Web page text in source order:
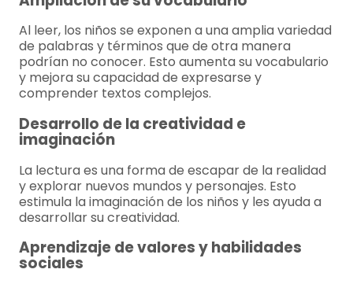
Al leer, los niños se exponen a una amplia variedad
de palabras y términos que de otra manera
podrían no conocer. Esto aumenta su vocabulario
y mejora su capacidad de expresarse y
comprender textos complejos.
Desarrollo de la creatividad e
imaginación
La lectura es una forma de escapar de la realidad
y explorar nuevos mundos y personajes. Esto
estimula la imaginación de los niños y les ayuda a
desarrollar su creatividad.
Aprendizaje de valores y habilidades
sociales